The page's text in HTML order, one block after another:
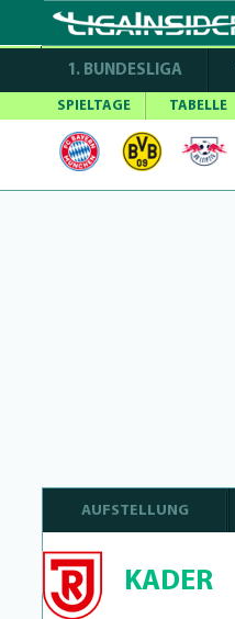
1. BUNDESLIGA
SPIELTAGE TABELLE
AUFSTELLUNG
KADER